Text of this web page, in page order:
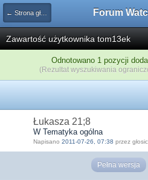
← Strona główna
Zawartość użytkownika tom13ek
Odnotowano 1 pozycji
(Rezultat wyszukiwania
Łukasza 21;8
W Tematyka ogólna
Napisano 2011-07-26, 07:38 przez
Pełna wersja